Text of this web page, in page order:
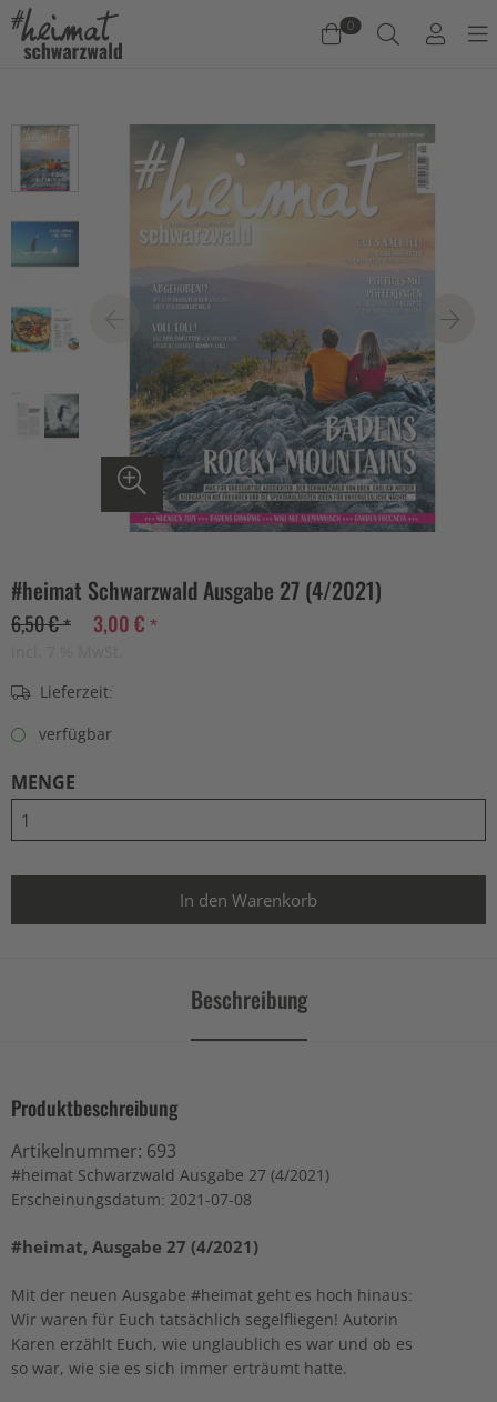
0
Es befinden sich keine Produkte im Warenkorb.
Jetzt einkaufen
#heimat Schwarzwald Ausgabe 27 (4/2021)
6,50 € * 3,00 € *
Lieferzeit:
verfügbar
MENGE
Beschreibung
Produktbeschreibung
Artikelnummer: 693
#heimat Schwarzwald Ausgabe 27 (4/2021)
Erscheinungsdatum: 2021-07-08
#heimat, Ausgabe 27 (4/2021)
Mit der neuen Ausgabe #heimat geht es hoch hinaus:
Wir waren für Euch tatsächlich segelfliegen! Autorin
Karen erzählt Euch, wie unglaublich es war und ob es
so war, wie sie es sich immer erträumt hatte.